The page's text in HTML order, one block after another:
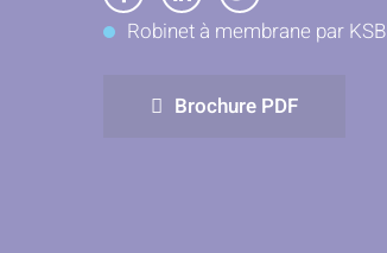
Partager
sur
Partager
sur
Partager
sur
Robinet à membrane par KSB
Brochure PDF